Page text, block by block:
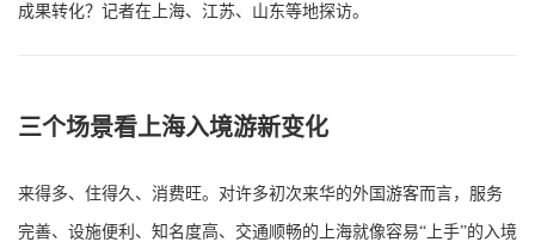
成果转化？记者在上海、江苏、山东等地探访。
三个场景看上海入境游新变化
来得多、住得久、消费旺。对许多初次来华的外国游客而言，服务
完善、设施便利、知名度高、交通顺畅的上海就像容易“上手”的入境